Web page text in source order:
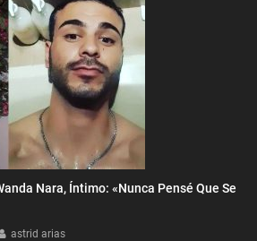
Nara, Íntimo: «Nunca Pensé Que Se
astrid arias